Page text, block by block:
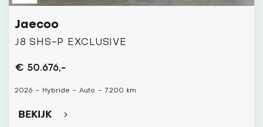
Jaecoo
J8 SHS-P EXCLUSIVE
€ 50.676,-
2026 - Hybride - Auto - 7.200 km
BEKIJK